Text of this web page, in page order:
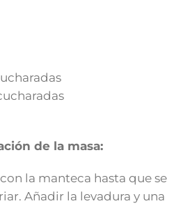
de la masa:
la manteca hasta que se
Añadir la levadura y una